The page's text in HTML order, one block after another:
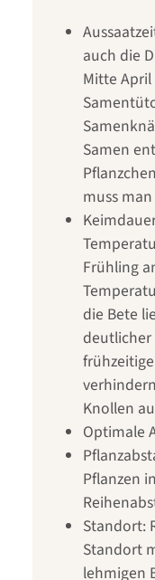
auch die
Mitte
Samen
muss
Frühling
die Bete
deutlicher
Knollen
Optimale
Pflanzen
Standort:
Standort
lehmigen